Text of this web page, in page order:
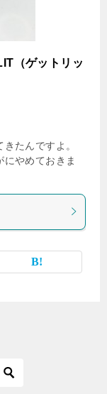
（ゲットリッ
たんですよ。
やめておきま